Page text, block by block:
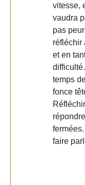
vitesse,
vaudra
pas
réfléchir
et en
temps
fonce
faire